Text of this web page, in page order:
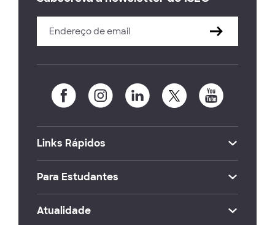
Links Rápidos
Para Estudantes
Atualidade